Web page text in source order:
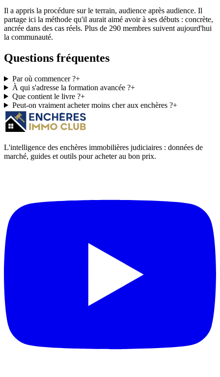
Il a appris la procédure sur le terrain, audience après audience. Il
partage ici la méthode qu'il aurait aimé avoir à ses débuts : concrète,
ancrée dans des cas réels. Plus de 290 membres suivent aujourd'hui
la communauté.
Questions fréquentes
Par où commencer ?+
À qui s'adresse la formation avancée ?+
Que contient le livre ?+
Peut-on vraiment acheter moins cher aux enchères ?+
L'intelligence des enchères immobilières judiciaires : données de
marché, guides et outils pour acheter au bon prix.